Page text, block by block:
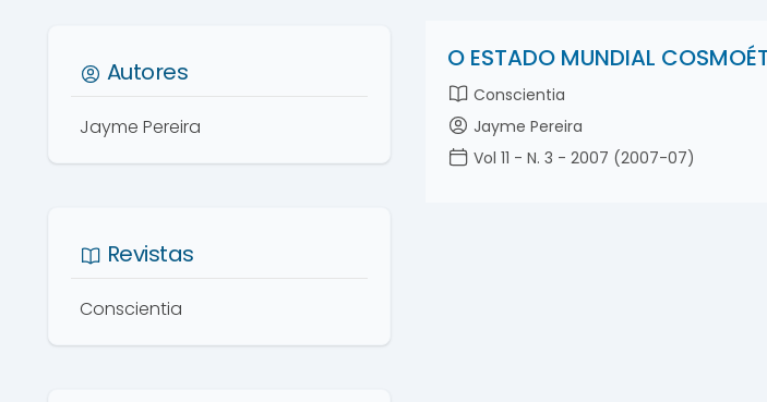
Autores
Jayme Pereira
Revistas
Conscientia
O ESTADO MUNDIAL
Conscientia
Jayme Pereira
Vol 11 - N. 3 - 2007 (2007-07)